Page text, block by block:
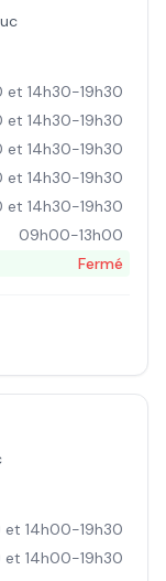
14h30-19h30
14h30-19h30
14h30-19h30
14h30-19h30
14h30-19h30
09h00-13h00
Fermé
14h00-19h30
14h00-19h30